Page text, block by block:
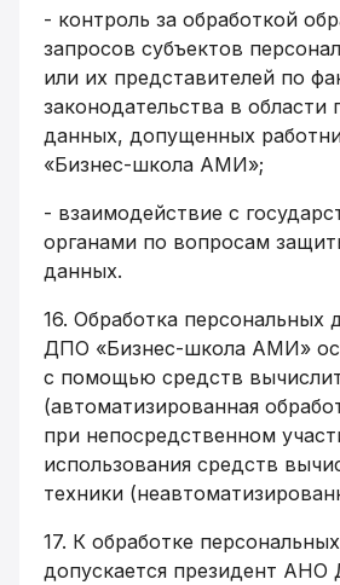
- контроль за обработкой
запросов субъектов
или их представителей по
законодательства в области
данных, допущенных
«Бизнес-школа АМИ»;
- взаимодействие с
органами по вопросам
данных.
16. Обработка
ДПО «Бизнес-школа АМИ»
с помощью средств
(автоматизированная
при непосредственном
использования средств
техники
17. К обработке
допускается президент